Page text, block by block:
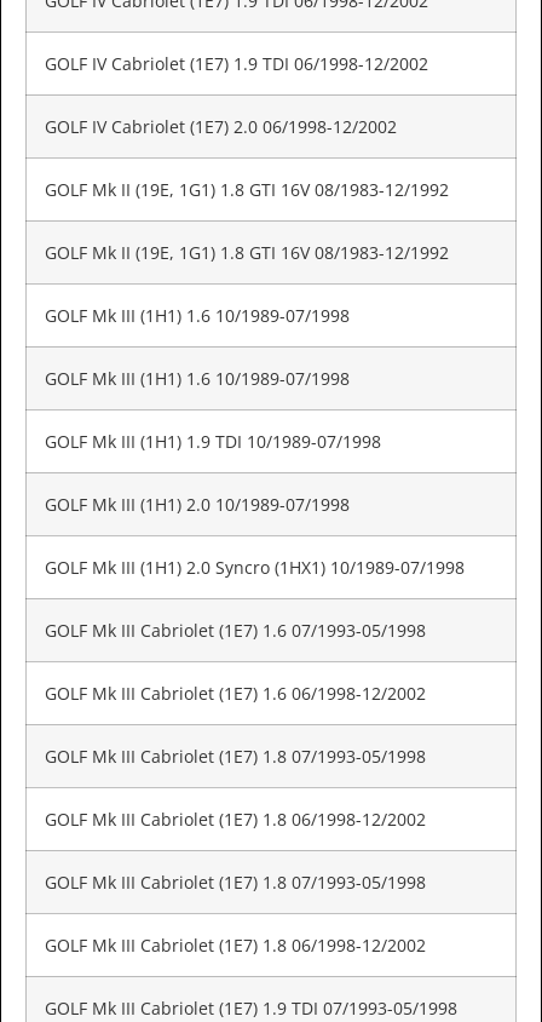
GOLF IV Cabriolet (1E7) 1.9 TDI 06/1998-12/2002
GOLF IV Cabriolet (1E7) 2.0 06/1998-12/2002
GOLF Mk II (19E, 1G1) 1.8 GTI 16V 08/1983-12/1992
GOLF Mk II (19E, 1G1) 1.8 GTI 16V 08/1983-12/1992
GOLF Mk III (1H1) 1.6 10/1989-07/1998
GOLF Mk III (1H1) 1.6 10/1989-07/1998
GOLF Mk III (1H1) 1.9 TDI 10/1989-07/1998
GOLF Mk III (1H1) 2.0 10/1989-07/1998
GOLF Mk III (1H1) 2.0 Syncro (1HX1) 10/1989-07/1998
GOLF Mk III Cabriolet (1E7) 1.6 07/1993-05/1998
GOLF Mk III Cabriolet (1E7) 1.6 06/1998-12/2002
GOLF Mk III Cabriolet (1E7) 1.8 07/1993-05/1998
GOLF Mk III Cabriolet (1E7) 1.8 06/1998-12/2002
GOLF Mk III Cabriolet (1E7) 1.8 07/1993-05/1998
GOLF Mk III Cabriolet (1E7) 1.8 06/1998-12/2002
GOLF Mk III Cabriolet (1E7) 1.9 TDI 07/1993-05/1998